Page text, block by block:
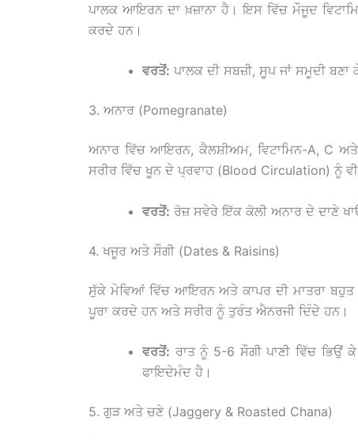
ਪਾਲਕ ਆਇਰਨ ਦਾ ਖ਼ਜ਼ਾਨਾ ਹੈ। ਇਸ ਵਿੱਚ ਮੌਜੂਦ
ਕਰਦੇ ਹਨ।
ਵਰਤੋਂ: ਪਾਲਕ ਦੀ ਸਬਜ਼ੀ, ਸੂਪ ਜਾਂ ਸਮੂਦੀ ਬਣਾ
3. ਅਨਾਰ (Pomegranate)
ਅਨਾਰ ਵਿੱਚ ਆਇਰਨ, ਕੈਲਸ਼ੀਅਮ, ਵਿਟਾਮਿਨ-A, C
ਸਰੀਰ ਵਿੱਚ ਖੂਨ ਦੇ ਪ੍ਰਵਾਹ (Blood Circulation) ਨੂੰ
ਵਰਤੋਂ: ਰੋਜ਼ ਸਵੇਰੇ ਇੱਕ ਕੋਲੀ ਅਨਾਰ ਦੇ ਦਾਣੇ
4. ਖਜੂਰ ਅਤੇ ਸੌਗੀ (Dates & Raisins)
ਸੁੱਕੇ ਮੇਵਿਆਂ ਵਿੱਚ ਆਇਰਨ ਅਤੇ ਕਾਪਰ ਦੀ ਮਾਤਰਾ ਬਹੁਤ
ਪੂਰਾ ਕਰਦੇ ਹਨ ਅਤੇ ਸਰੀਰ ਨੂੰ ਤੁਰੰਤ ਐਨਰਜੀ ਦਿੰਦੇ ਹਨ।
ਵਰਤੋਂ: ਰਾਤ ਨੂੰ 5-6 ਸੌਗੀ ਪਾਣੀ ਵਿੱਚ ਭਿਉਂ
ਫਾਇਦੇਮੰਦ ਹੈ।
5. ਗੁੜ ਅਤੇ ਚਣੇ (Jaggery & Roasted Chana)